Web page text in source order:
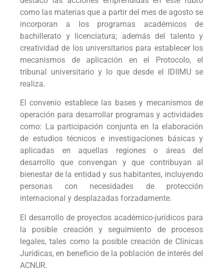
como las materias que a partir del mes de agosto se
incorporan a los programas académicos de
bachillerato y licenciatura; además del talento y
creatividad de los universitarios para establecer los
mecanismos de aplicación en el Protocolo, el
tribunal universitario y lo que desde el IDIIMU se
realiza.
El convenio establece las bases y mecanismos de
operación para desarrollar programas y actividades
como: La participación conjunta en la elaboración
de estudios técnicos e investigaciones básicas y
aplicadas en aquellas regiones o áreas del
desarrollo que convengan y que contribuyan al
bienestar de la entidad y sus habitantes, incluyendo
personas con necesidades de protección
internacional y desplazadas forzadamente.
El desarrollo de proyectos académico-jurídicos para
la posible creación y seguimiento de procesos
legales, tales como la posible creación de Clínicas
Jurídicas, en beneficio de la población de interés del
ACNUR.